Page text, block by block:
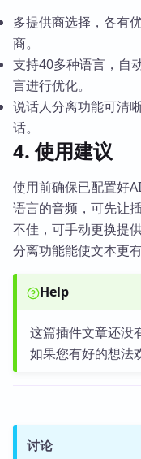
多提供商选择，各有
商。
支持40多种语言，自
言进行优化。
说话人分离功能可清
话。
4. 使用建议
使用前确保已配置好
语言的音频，可先让
不佳，可手动更换提
分离功能能使文本更有
Help
这篇插件文章还没
如果您有好的想法
讨论